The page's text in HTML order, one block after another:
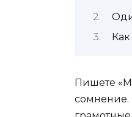
Пишете
сомнение.